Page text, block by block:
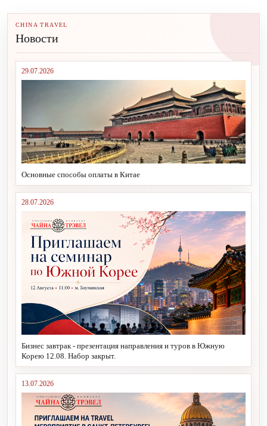
CHINA TRAVEL
Новости
29.07.2026
Основные способы оплаты в Китае
28.07.2026
Бизнес завтрак - презентация направления и туров в Южную
Корею 12.08. Набор закрыт.
13.07.2026